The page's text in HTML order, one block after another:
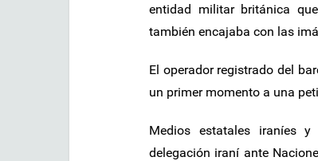
entidad militar británica
también encajaba con las
El operador registrado del
un primer momento a una
Medios estatales iraníes
delegación iraní ante